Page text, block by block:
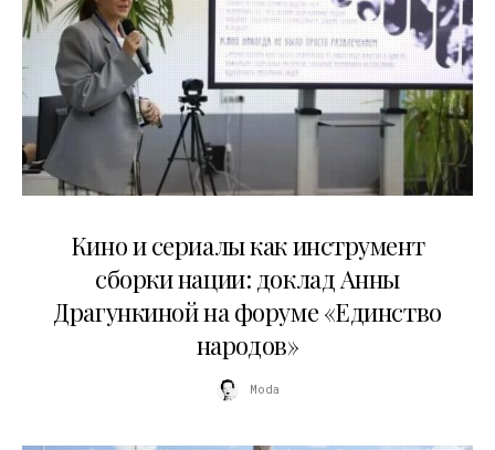
Кино и сериалы как инструмент
сборки нации: доклад Анны
Драгункиной на форуме «Единство
народов»
Moda